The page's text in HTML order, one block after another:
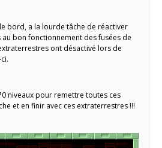
bord, a la lourde tâche de réactiver
bon fonctionnement des fusées de
ont désactivé lors de
niveaux pour remettre toutes ces
et en finir avec ces extraterrestres !!!